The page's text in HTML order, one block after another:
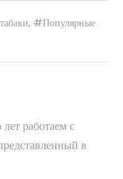
, #Популярные
работаем с
в